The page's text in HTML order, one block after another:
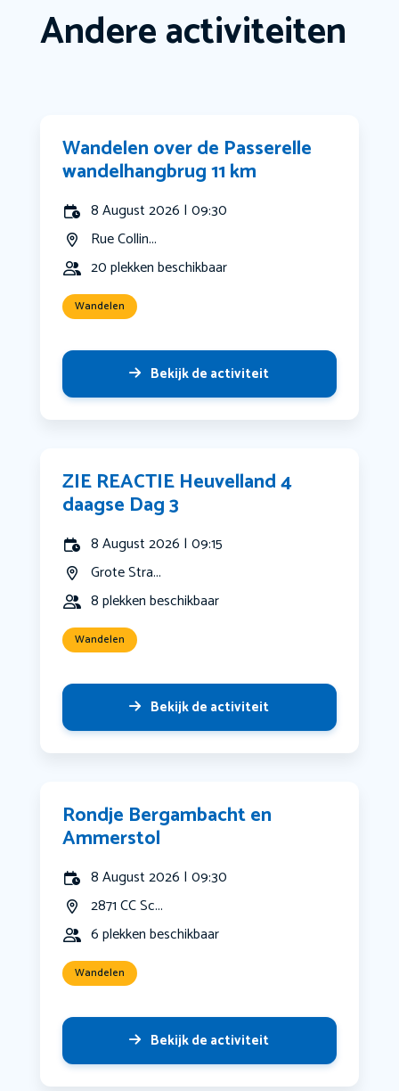
Andere activiteiten
Wandelen over de Passerelle
wandelhangbrug 11 km
8 August 2026 | 09:30
Rue Collin...
20 plekken beschikbaar
Wandelen
Bekijk de activiteit
ZIE REACTIE Heuvelland 4
daagse Dag 3
8 August 2026 | 09:15
Grote Stra...
8 plekken beschikbaar
Wandelen
Bekijk de activiteit
Rondje Bergambacht en
Ammerstol
8 August 2026 | 09:30
2871 CC Sc...
6 plekken beschikbaar
Wandelen
Bekijk de activiteit